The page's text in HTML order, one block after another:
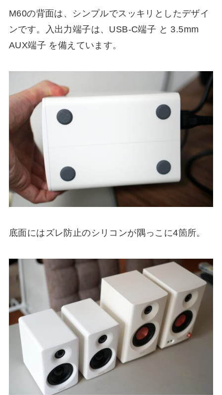
M60の背面は、シンプルでスッキリとしたデザイ
ンです。入出力端子は、USB-C端子 と 3.5mm
AUX端子 を備えています。
底面にはズレ防止のシリコンが隅っこに4箇所。